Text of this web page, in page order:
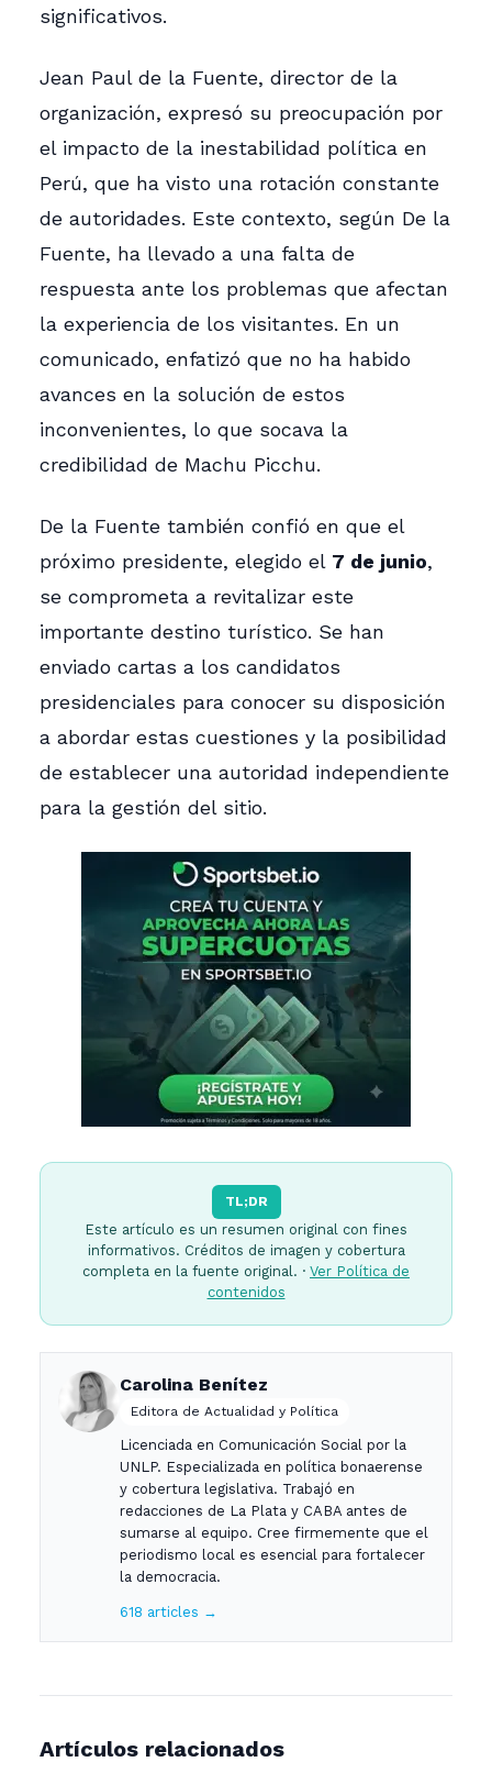
significativos.
Jean Paul de la Fuente, director de la
organización, expresó su preocupación por
el impacto de la inestabilidad política en
Perú, que ha visto una rotación constante
de autoridades. Este contexto, según De la
Fuente, ha llevado a una falta de
respuesta ante los problemas que afectan
la experiencia de los visitantes. En un
comunicado, enfatizó que no ha habido
avances en la solución de estos
inconvenientes, lo que socava la
credibilidad de Machu Picchu.
De la Fuente también confió en que el
próximo presidente, elegido el 7 de junio,
se comprometa a revitalizar este
importante destino turístico. Se han
enviado cartas a los candidatos
presidenciales para conocer su disposición
a abordar estas cuestiones y la posibilidad
de establecer una autoridad independiente
para la gestión del sitio.
TL;DR
Este artículo es un resumen original con fines
informativos. Créditos de imagen y cobertura
completa en la fuente original. · Ver Política de
contenidos
Carolina Benítez
Editora de Actualidad y Política
Licenciada en Comunicación Social por la
UNLP. Especializada en política bonaerense
y cobertura legislativa. Trabajó en
redacciones de La Plata y CABA antes de
sumarse al equipo. Cree firmemente que el
periodismo local es esencial para fortalecer
la democracia.
618 articles →
Artículos relacionados